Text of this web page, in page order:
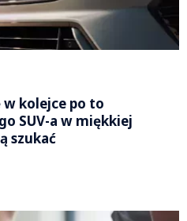
w kolejce po to
SUV-a w miękkiej
szukać